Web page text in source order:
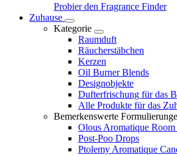
Probier den Fragrance Finder
Zuhause
Kategorie
Raumduft
Räucherstäbchen
Kerzen
Oil Burner Blends
Designobjekte
Dufterfrischung für das
Alle Produkte für das
Bemerkenswerte
Olous Aromatique Room
Post-Poo Drops
Ptolemy Aromatique